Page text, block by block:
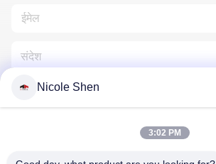
Nicole Shen
3:02 PM